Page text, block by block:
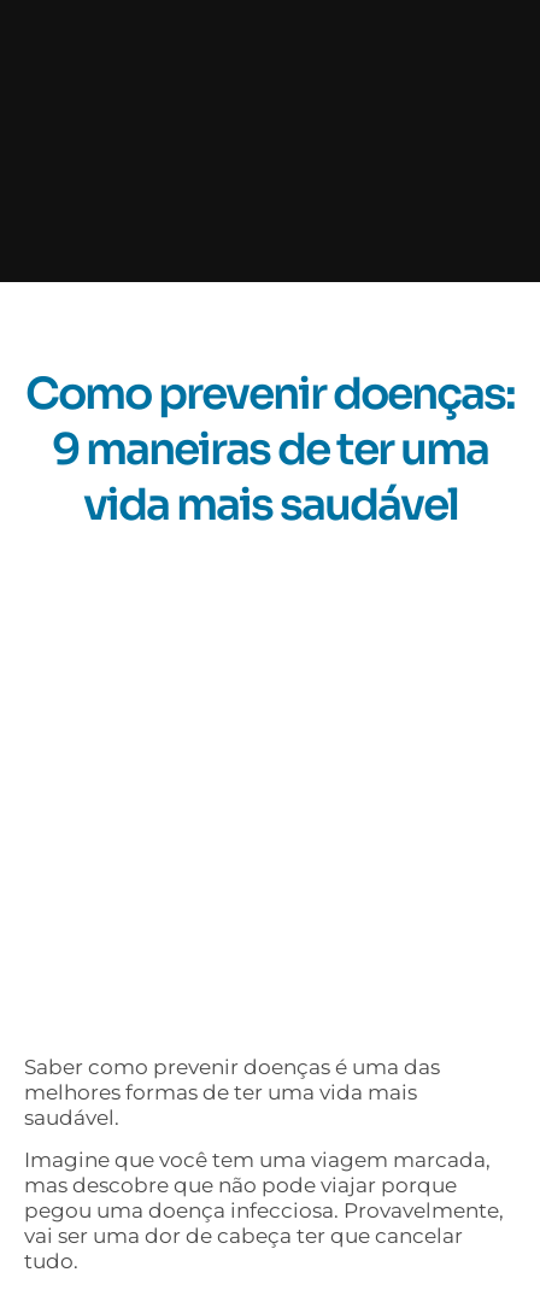
Como prevenir doenças:
9 maneiras de ter uma
vida mais saudável
Saber como prevenir doenças é uma das
melhores formas de ter uma vida mais
saudável.
Imagine que você tem uma viagem marcada,
mas descobre que não pode viajar porque
pegou uma doença infecciosa. Provavelmente,
vai ser uma dor de cabeça ter que cancelar
tudo.